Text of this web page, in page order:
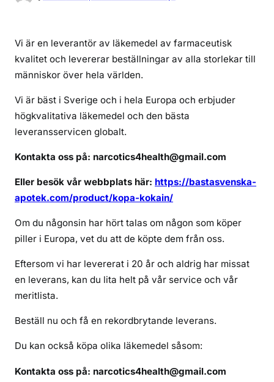
i
l
b
s
l
i
a
h
Vi är en leverantör av läkemedel av farmaceutisk
kvalitet och levererar beställningar av alla storlekar till
människor över hela världen.
Vi är bäst i Sverige och i hela Europa och erbjuder
högkvalitativa läkemedel och den bästa
leveransservicen globalt.
Kontakta oss på: narcotics4health@gmail.com
Eller besök vår webbplats här: https://bastasvenska-
apotek.com/product/kopa-kokain/
Om du någonsin har hört talas om någon som köper
piller i Europa, vet du att de köpte dem från oss.
Eftersom vi har levererat i 20 år och aldrig har missat
en leverans, kan du lita helt på vår service och vår
meritlista.
Beställ nu och få en rekordbrytande leverans.
Du kan också köpa olika läkemedel såsom:
Kontakta oss på: narcotics4health@gmail.com